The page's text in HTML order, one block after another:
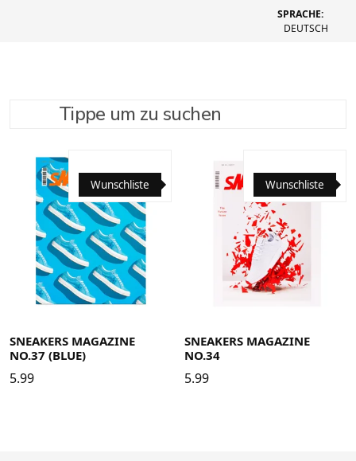
SPRACHE:
DEUTSCH
Tippe um zu suchen
SUCHE VERFEINERN EMPFOHLEN
Wunschliste
SNEAKERS MAGAZINE
NO.37 (BLUE)
5.99
Wunschliste
SNEAKERS MAGAZINE
NO.34
5.99